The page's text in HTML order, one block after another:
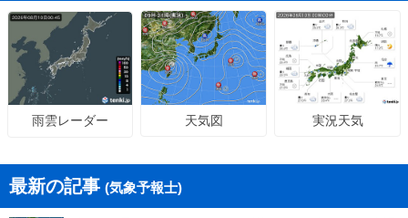
雨雲レーダー 天気図 実況天気
最新の記事 (気象予報士)